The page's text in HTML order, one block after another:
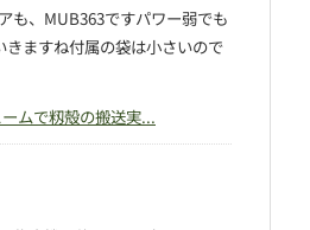
も、MUB363ですパワー弱でも
ますね付属の袋は小さいので
ムで籾殻の搬送実...